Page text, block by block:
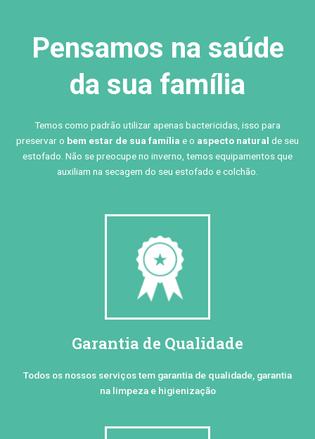
Pensamos na saúde
da sua família
Temos como padrão utilizar apenas bactericidas, isso para
preservar o bem estar de sua família e o aspecto natural de seu
estofado. Não se preocupe no inverno, temos equipamentos que
auxiliam na secagem do seu estofado e colchão.
Garantia de Qualidade
Todos os nossos serviços tem garantia de qualidade, garantia
na limpeza e higienização